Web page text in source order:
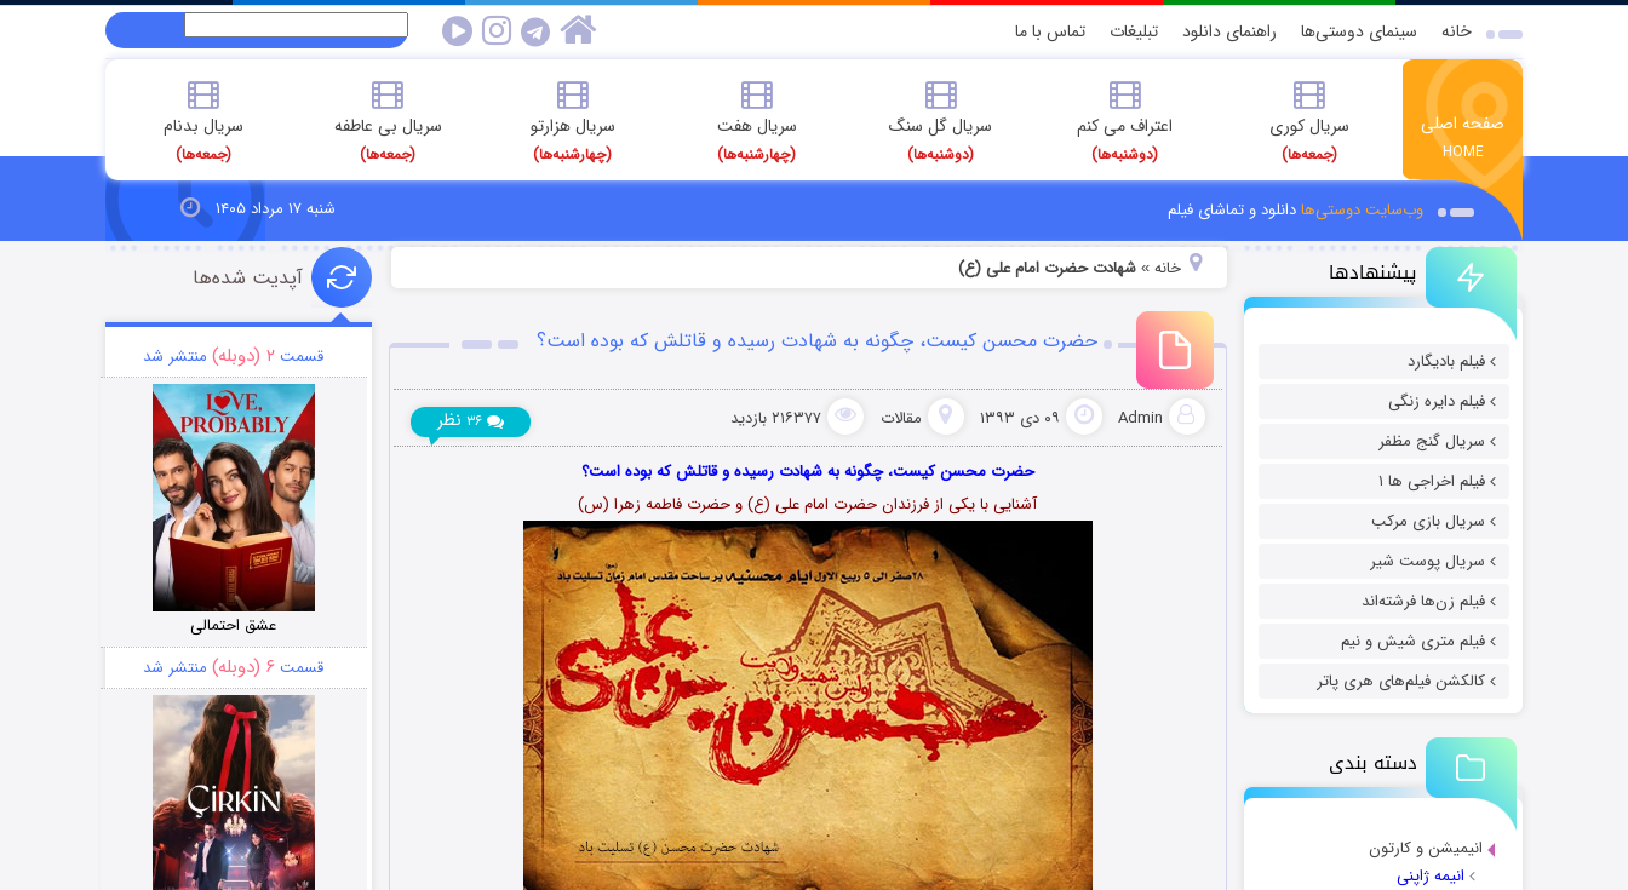
خانه سینمای دوستی‌ها راهنمای دانلود تبلیغات تماس با ما
صفحه اصلی
HOME
سریال کوری
(جمعه‌ها)
اعتراف می کنم
(دوشنبه‌ها)
سریال گل سنگ
(دوشنبه‌ها)
سریال هفت
(چهارشنبه‌ها)
سریال هزارتو
(چهارشنبه‌ها)
سریال بی عاطفه
(جمعه‌ها)
سریال بدنام
(جمعه‌ها)
وب‌سایت دوستی‌هادانلود و تماشای فیلم شنبه ۱۷ مرداد ۱۴۰۵
پیشنهادها
فیلم بادیگارد
فیلم دایره زنگی
سریال گنج مظفر
فیلم اخراجی ها ۱
سریال بازی مرکب
سریال پوست شیر
فیلم زن‌ها فرشته‌اند
فیلم متری شیش و نیم
کالکشن فیلم‌های هری پاتر
دسته بندی
انیمیشن و کارتون
انیمه ژاپنی
خانه» شهادت حضرت امام علی (ع)
حضرت محسن کیست، چگونه به شهادت رسیده و قاتلش که بوده است؟
Admin ۰۹ دی ۱۳۹۳ مقالات ۲۱۶۳۷۷ بازدید ۳۶ نظر
حضرت محسن کیست، چگونه به شهادت رسیده و قاتلش که بوده است؟
آشنایی با یکی از فرزندان حضرت امام علی (ع) و حضرت فاطمه زهرا (س)
آپدیت شده‌ها
قسمت ۲ (دوبله) منتشر شد
عشق احتمالی
قسمت ۶ (دوبله) منتشر شد